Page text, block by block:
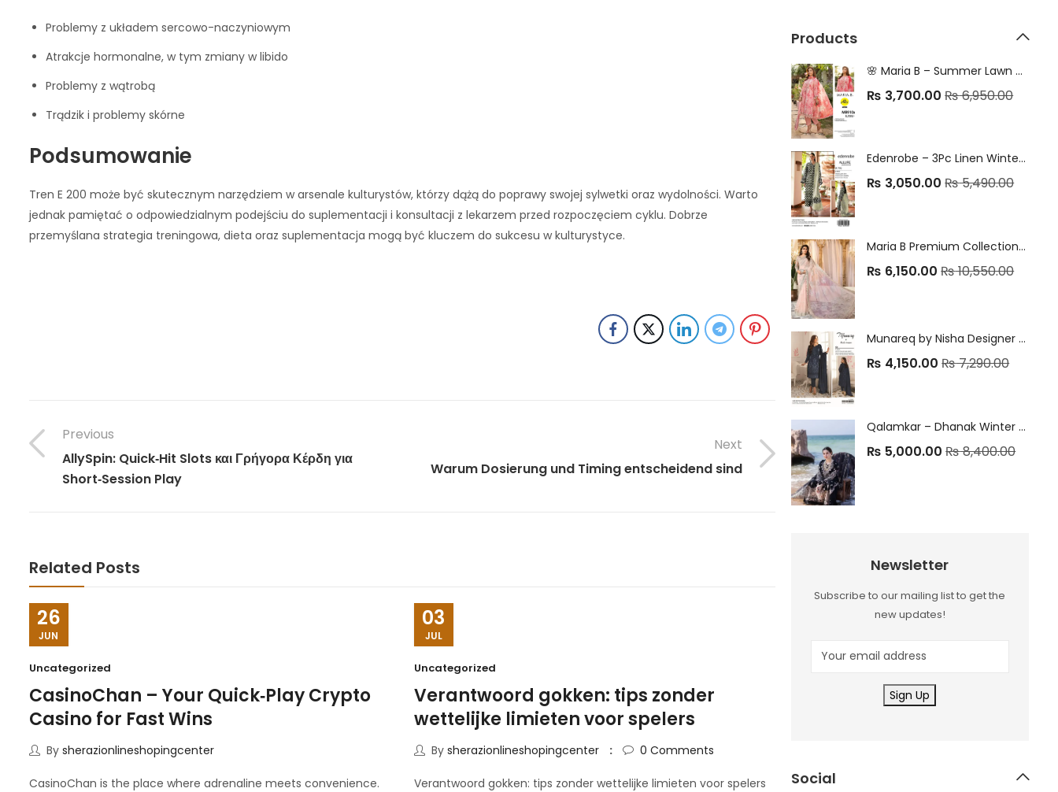
Problemy z układem sercowo-naczyniowym
Atrakcje hormonalne, w tym zmiany w libido
Problemy z wątrobą
Trądzik i problemy skórne
Podsumowanie
Tren E 200 może być skutecznym narzędziem w arsenale kulturystów, którzy dążą do poprawy swojej sylwetki oraz wydolności. Warto
jednak pamiętać o odpowiedzialnym podejściu do suplementacji i konsultacji z lekarzem przed rozpoczęciem cyklu. Dobrze
przemyślana strategia treningowa, dieta oraz suplementacja mogą być kluczem do sukcesu w kulturystyce.
Previous
AllySpin: Quick‑Hit Slots και Γρήγορα Κέρδη για
Short‑Session Play
Next
Warum Dosierung und Timing entscheidend sind
Related Posts
26
JUN
Uncategorized
CasinoChan – Your Quick‑Play Crypto
Casino for Fast Wins
By sherazionlineshopingcenter
CasinoChan is the place where adrenaline meets convenience.
03
JUL
Uncategorized
Verantwoord gokken: tips zonder
wettelijke limieten voor spelers
By sherazionlineshopingcenter 0 Comments
Verantwoord gokken: tips zonder wettelijke limieten voor spelers
BetPlay: Donde las Rondas
Acelerado
Products
🌸 Maria B – Summer Lawn Collection 2025 🌸 Original 3PC Digital Printed Lawn Suit | Chiffon Dupatta | Premium Edition
₨ 3,700.00 ₨6,950.00
Edenrobe – 3Pc Linen Winter Collection 2025
₨ 3,050.00 ₨5,490.00
Maria B Premium Collection – Heavy Embroidered Net Saari
₨ 6,150.00 ₨10,550.00
Munareq by Nisha Designer – Vintex Peach Winter Collection ❄✨
₨ 4,150.00 ₨7,290.00
Qalamkar – Dhanak Winter Collection
₨ 5,000.00 ₨8,400.00
Newsletter
Subscribe to our mailing list to get the
new updates!
Social